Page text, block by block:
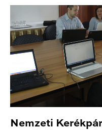
Nemzeti